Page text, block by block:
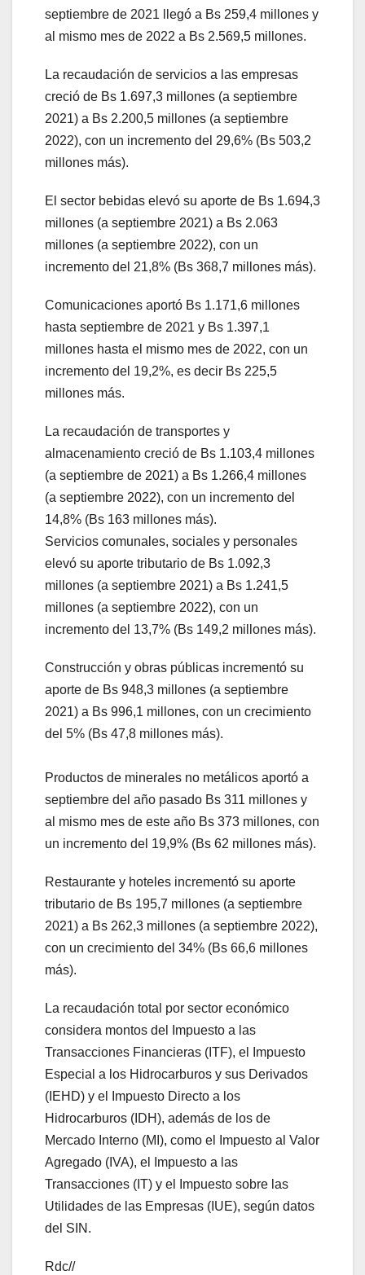
septiembre de 2021 llegó a Bs 259,4 millones y
al mismo mes de 2022 a Bs 2.569,5 millones.
La recaudación de servicios a las empresas
creció de Bs 1.697,3 millones (a septiembre
2021) a Bs 2.200,5 millones (a septiembre
2022), con un incremento del 29,6% (Bs 503,2
millones más).
El sector bebidas elevó su aporte de Bs 1.694,3
millones (a septiembre 2021) a Bs 2.063
millones (a septiembre 2022), con un
incremento del 21,8% (Bs 368,7 millones más).
Comunicaciones aportó Bs 1.171,6 millones
hasta septiembre de 2021 y Bs 1.397,1
millones hasta el mismo mes de 2022, con un
incremento del 19,2%, es decir Bs 225,5
millones más.
La recaudación de transportes y
almacenamiento creció de Bs 1.103,4 millones
(a septiembre de 2021) a Bs 1.266,4 millones
(a septiembre 2022), con un incremento del
14,8% (Bs 163 millones más).
Servicios comunales, sociales y personales
elevó su aporte tributario de Bs 1.092,3
millones (a septiembre 2021) a Bs 1.241,5
millones (a septiembre 2022), con un
incremento del 13,7% (Bs 149,2 millones más).
Construcción y obras públicas incrementó su
aporte de Bs 948,3 millones (a septiembre
2021) a Bs 996,1 millones, con un crecimiento
del 5% (Bs 47,8 millones más).
Productos de minerales no metálicos aportó a
septiembre del año pasado Bs 311 millones y
al mismo mes de este año Bs 373 millones, con
un incremento del 19,9% (Bs 62 millones más).
Restaurante y hoteles incrementó su aporte
tributario de Bs 195,7 millones (a septiembre
2021) a Bs 262,3 millones (a septiembre 2022),
con un crecimiento del 34% (Bs 66,6 millones
más).
La recaudación total por sector económico
considera montos del Impuesto a las
Transacciones Financieras (ITF), el Impuesto
Especial a los Hidrocarburos y sus Derivados
(IEHD) y el Impuesto Directo a los
Hidrocarburos (IDH), además de los de
Mercado Interno (MI), como el Impuesto al Valor
Agregado (IVA), el Impuesto a las
Transacciones (IT) y el Impuesto sobre las
Utilidades de las Empresas (IUE), según datos
del SIN.
Rdc//